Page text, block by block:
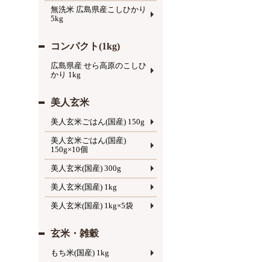
無洗米 広島県産こしひかり
5kg
コンパクト(1kg)
広島県産 せら高原のこしひ
かり 1kg
美人玄米
美人玄米ごはん(国産) 150g
美人玄米ごはん(国産)
150g×10個
美人玄米(国産) 300g
美人玄米(国産) 1kg
美人玄米(国産) 1kg×5袋
玄米・雑穀
もち米(国産) 1kg